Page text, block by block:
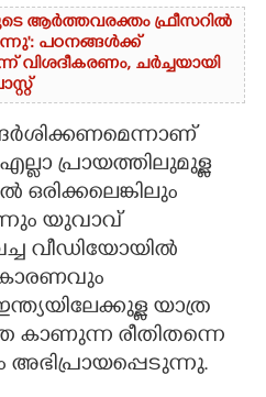
ആർത്തവരക്തം ഫ്രീസറിൽ
പഠനങ്ങൾക്ക്
വിശദീകരണം,​ ചർച്ചയായി
പ്രായത്തിലുമുള്ള
യുവാവ്
വീഡിയോയിൽ
യാത്ര
കാണുന്ന രീതിതന്നെ
അഭിപ്രായപ്പെടുന്നു.